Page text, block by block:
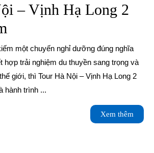
– Vịnh Hạ Long 2
Hà
Nội
–
hợp trải nghiệm du thuyền sang trọng và
giới, thì Tour Hà Nội – Vịnh Hạ Long 2
hành trình ...
Xem thêm
thêm